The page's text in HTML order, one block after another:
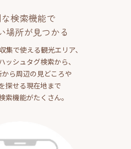
検索機能で
場所が見つかる
集で使える観光エリア、
ッシュタグ検索から、
ら周辺の見どころや
探せる現在地まで
索機能がたくさん。